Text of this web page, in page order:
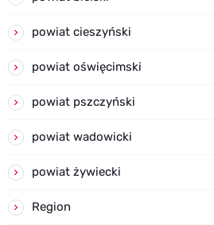
powiat cieszyński
powiat oświęcimski
powiat pszczyński
powiat wadowicki
powiat żywiecki
Region